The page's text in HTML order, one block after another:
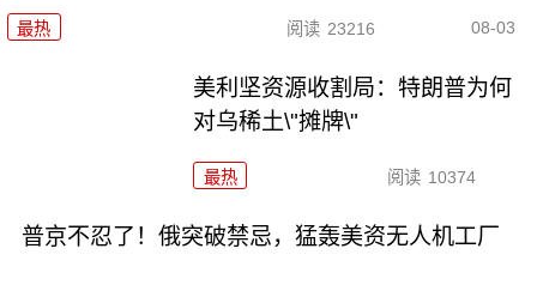
最热 阅读 23216 08-03
美利坚资源收割局：特朗普为何
对乌稀土\"摊牌\"
最热 阅读 10374
普京不忍了！俄突破禁忌，猛轰美资无人机工厂